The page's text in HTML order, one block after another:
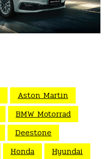
Aston Martin
BMW Motorrad
Deestone
Honda
Hyundai